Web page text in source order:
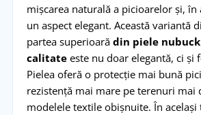
mișcarea naturală a picioarelor și, în
un aspect elegant. Această variantă
partea superioară din piele
calitateeste nu doar elegantă, ci și
Pielea oferă o protecție mai bună
rezistență mai mare pe terenuri mai
modelele textile obișnuite. În același